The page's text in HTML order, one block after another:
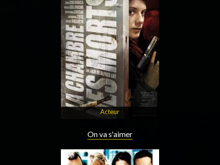
Acteur
On va s'aimer